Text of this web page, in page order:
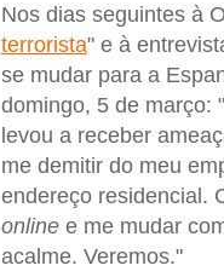
Nos dias seguintes à
terrorista" e à
se mudar para a
domingo, 5 de março:
levou a receber
me demitir do meu
endereço residencial.
onlinee me mudar
acalme. Veremos."